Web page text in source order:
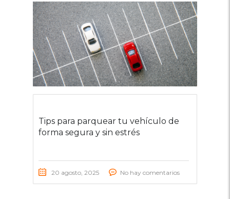
Tips para parquear tu vehículo de
forma segura y sin estrés
20 agosto, 2025 No hay comentarios